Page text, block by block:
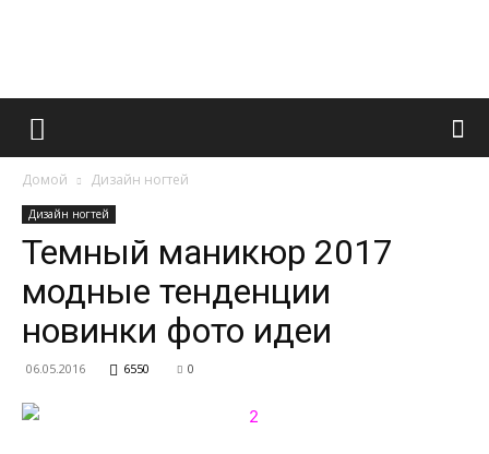
Французский
и
Домой Дизайн ногтей
Дизайн ногтей
Темный маникюр 2017
модные тенденции
новинки фото идеи
06.05.2016 6550 0